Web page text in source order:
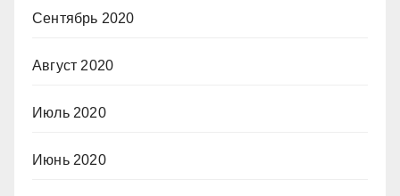
Сентябрь 2020
Август 2020
Июль 2020
Июнь 2020